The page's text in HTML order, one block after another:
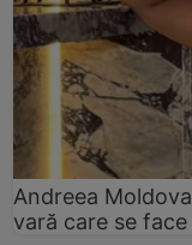
Andreea
vară care se